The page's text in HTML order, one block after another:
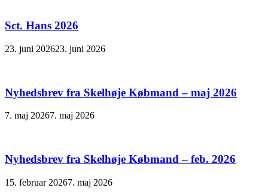
Sct. Hans 2026
23. juni 202623. juni 2026
Nyhedsbrev fra Skelhøje Købmand – maj 2026
7. maj 20267. maj 2026
Nyhedsbrev fra Skelhøje Købmand – feb. 2026
15. februar 20267. maj 2026